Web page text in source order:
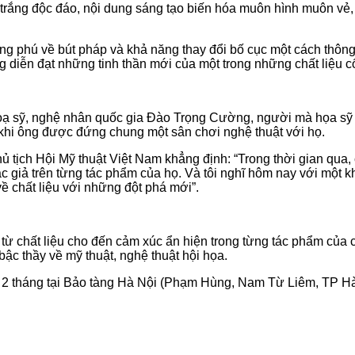
độc đáo, nội dung sáng tạo biến hóa muôn hình muôn
về bút pháp và khả năng thay đổi bố cục một cách
diễn đạt những tinh thần mới của một trong những chất liệu
sỹ, nghệ nhân quốc gia Đào Trọng Cường, người mà họa
ông được đứng chung một sân chơi nghệ thuật với họ.
Hội Mỹ thuật Việt Nam khẳng định: “Trong thời gian
giả trên từng tác phẩm của họ. Và tôi nghĩ hôm nay với một
chất liệu với những đột phá mới”.
chất liệu cho đến cảm xúc ẩn hiện trong từng tác phẩm
thầy về mỹ thuật, nghệ thuật hội họa.
tháng tại Bảo tàng Hà Nội (Phạm Hùng, Nam Từ Liêm, TP